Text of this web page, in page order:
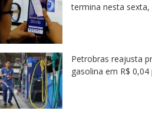
termina nesta sexta,
Petrobras reajusta
gasolina em R$